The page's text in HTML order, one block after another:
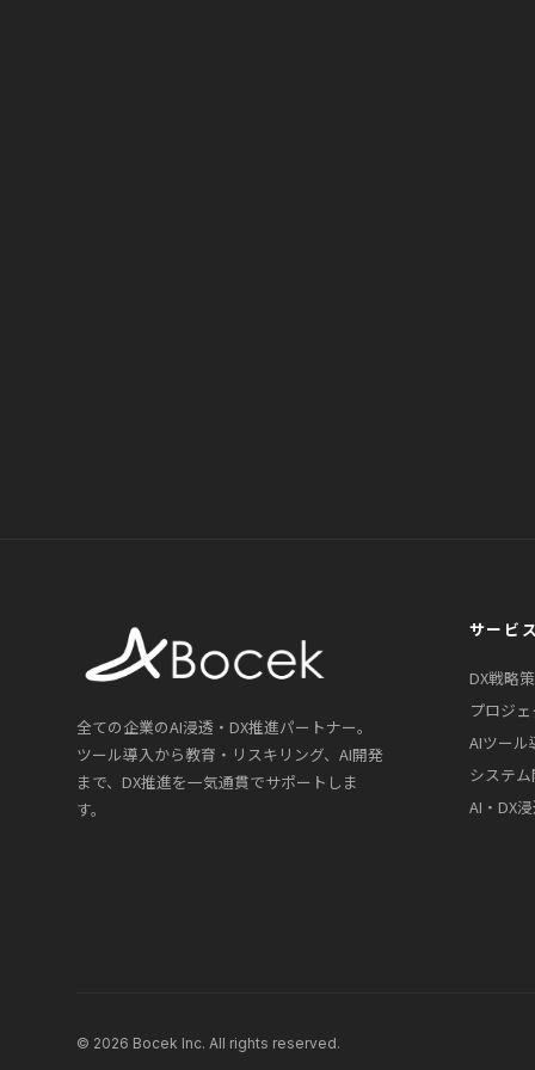
全ての企業のAI浸透・DX推進パートナー。
ツール導入から教育・リスキリング、AI開発
まで、DX推進を一気通貫でサポートしま
す。
サービ
DX戦略
プロジ
AIツール
システ
AI・DX
© 2026 Bocek Inc. All rights reserved.